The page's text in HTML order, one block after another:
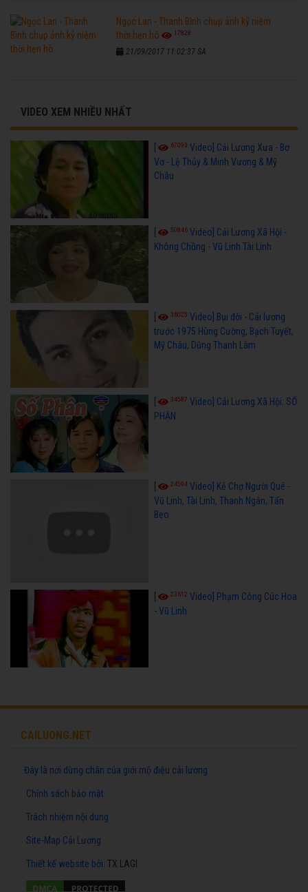
Ngọc Lan - Thanh Bình chụp ảnh kỷ niệm
thời hẹn hò
17828
21/09/2017 11:02:37 SA
VIDEO XEM NHIỀU NHẤT
67093 Video] Cải Lương Xưa - Bơ
Vơ - Lệ Thủy & Minh Vương & Mỹ
Châu
50846 Video] Cải Lương Xã Hội -
Không Chồng - Vũ Linh Tài Linh
36025 Video] Bụi đời - Cải lương
trước 1975 Hùng Cường, Bạch Tuyết,
Mỹ Châu, Dũng Thanh Lâm
34587 Video] Cải Lương Xã Hội: SỐ
PHẬN
[ 24594 Video] Kẻ Chợ Người Quê -
Vũ Linh, Tài Linh, Thanh Ngân, Tấn
Beo
23612 Video] Phạm Công Cúc Hoa
- Vũ Linh
CAILUONG.NET
Đây là nơi dừng chân của giới mộ điệu cải lương
Chính sách bảo mật
Trách nhiệm nội dung
Site-Map Cải Lương
Thiết kế website bởi: TX LAGI